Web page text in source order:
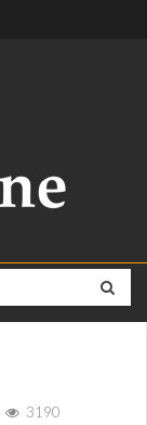
3190